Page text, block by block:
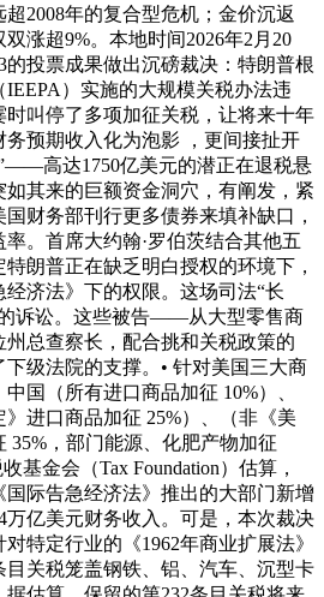
2008年的复合型危机；金价沉返
涨超9%。本地时间2026年2月20
的投票成果做出沉磅裁决：特朗普根
）实施的大规模关税办法违
叫停了多项加征关税，让将来十年
务预期收入化为泡影 ，更间接扯开
高达1750亿美元的潜正在退税悬
其来的巨额资金洞穴，有阐发，紧
财务部刊行更多债券来填补缺口，
。首席大约翰·罗伯茨结合其他五
朗普正在缺乏明白授权的环境下，
济法》下的权限。这场司法“长
诉讼。这些被告——从大型零售商
总查察长，配合挑和关税政策的
级法院的支撑。• 针对美国三大商
国（所有进口商品加征 10%）、
进口商品加征 25%）、（非《美
35%，部门能源、化肥产物加征
基金会（Tax Foundation）估算，
国际告急经济法》推出的大部门新增
万亿美元财务收入。可是，本次裁决
特定行业的《1962年商业扩展法》
目关税笼盖钢铁、铝、汽车、沉型卡